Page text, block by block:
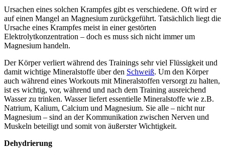
Ursachen eines solchen Krampfes gibt es verschiedene. Oft wird er
auf einen Mangel an Magnesium zurückgeführt. Tatsächlich liegt die
Ursache eines Krampfes meist in einer gestörten
Elektrolytkonzentration – doch es muss sich nicht immer um
Magnesium handeln.
Der Körper verliert während des Trainings sehr viel Flüssigkeit und
damit wichtige Mineralstoffe über den Schweiß. Um den Körper
auch während eines Workouts mit Mineralstoffen versorgt zu halten,
ist es wichtig, vor, während und nach dem Training ausreichend
Wasser zu trinken. Wasser liefert essentielle Mineralstoffe wie z.B.
Natrium, Kalium, Calcium und Magnesium. Sie alle – nicht nur
Magnesium – sind an der Kommunikation zwischen Nerven und
Muskeln beteiligt und somit von äußerster Wichtigkeit.
Dehydrierung